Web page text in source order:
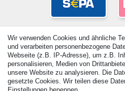
Wir verwenden Cookies und ähnliche
und verarbeiten personenbezogene
Webseite (z.B. IP-Adresse), um z.B.
personalisieren, Medien von
unsere Website zu analysieren. Die
gesetzte Cookies. Wir teilen diese